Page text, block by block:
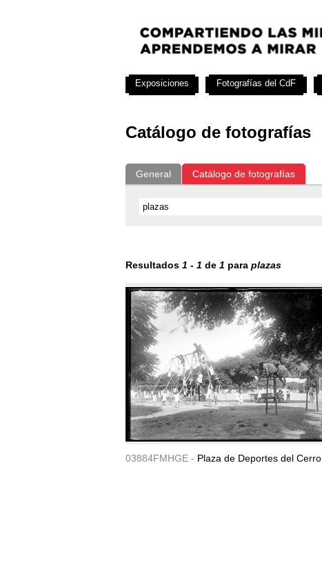
Catálogo de fotografías
General Catálogo de fotografías
Resultados 1 - 1 de 1 para plazas
03884FMHGE - Plaza de Deportes del Cerro.
Exposiciones Fotografías del CdF